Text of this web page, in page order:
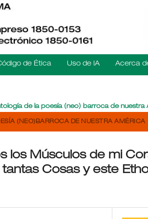
de Ética Uso de IA Acerca
de la poesía (neo) barroca de nuestra
(NEO)BARROCA DE NUESTRA AMÉRICA
los Músculos de mi
Cosas y este